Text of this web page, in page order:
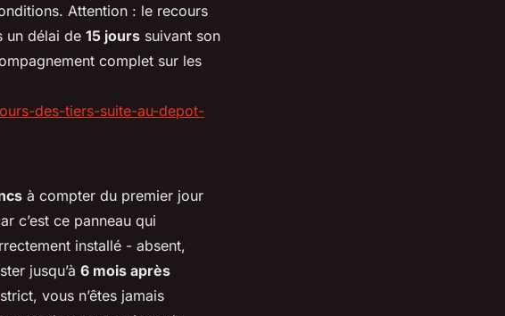
Attention : le recours
un délai de 15 jours suivant son
complet sur les
des-tiers-suite-au-depot-
à compter du premier jour
c’est ce panneau qui
installé - absent,
jusqu’à 6 mois après
vous n’êtes jamais